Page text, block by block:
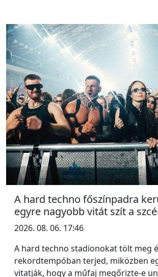
A hard techno főszínpadra
egyre nagyobb vitát szít a
2026. 08. 06. 17:46
A hard techno stadionokat tölt meg
rekordtempóban terjed, miközben
vitatják, hogy a műfaj megőrizte-e